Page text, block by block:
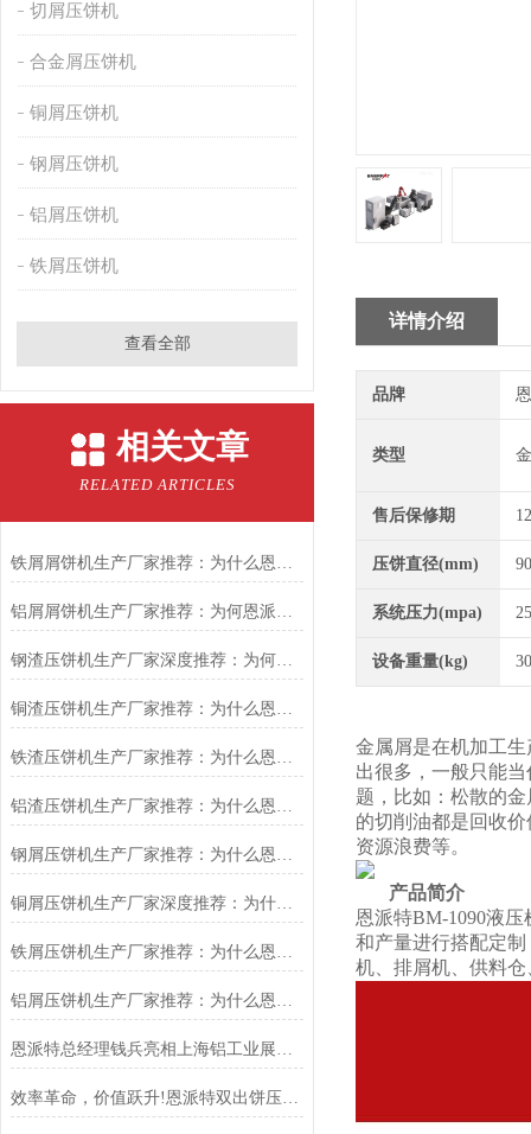
切屑压饼机
合金屑压饼机
铜屑压饼机
钢屑压饼机
铝屑压饼机
铁屑压饼机
查看全部
相关文章
RELATED ARTICLES
铁屑屑饼机生产厂家推荐：为什么恩派特是您的优选伙伴
铝屑屑饼机生产厂家推荐：为何恩派特成为金属回收行业的“隐形优选”？
钢渣压饼机生产厂家深度推荐：为何恩派特成为高净值产线的优选
铜渣压饼机生产厂家推荐：为什么恩派特成为众多企业的信赖？
铁渣压饼机生产厂家推荐：为什么恩派特成为众多企业的优选？
铝渣压饼机生产厂家推荐：为什么恩派特是值得信赖的选择？
钢屑压饼机生产厂家推荐：为什么恩派特是您值得信赖的选择？
铜屑压饼机生产厂家深度推荐：为什么恩派特成为市场的“压饼专家”？
铁屑压饼机生产厂家推荐：为什么恩派特成为工业固废处理的优选品牌？
铝屑压饼机生产厂家推荐：为什么恩派特成为众多企业的优选？
恩派特总经理钱兵亮相上海铝工业展：为铝回收行业贡献“恩派特方案”
效率革命，价值跃升!恩派特双出饼压饼机全新升级，重塑金属回收
详情介绍
品牌
类型
售后保修期
压饼直径(mm)
系统压力(mpa)
设备重量(kg)
金属屑是在机加工
出很多，一般只能
题，比如：松散的
的切削油都是回收
资源浪费等。
产品简介
恩派特BM-1090液
和产量进行搭配定
机、排屑机、供料